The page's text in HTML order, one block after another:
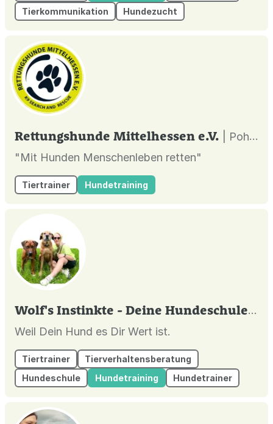
Tierkommunikation
Hundezucht
Rettungshunde Mittelhessen e.V.
| Pohlheim |
"Mit Hunden Menschenleben retten"
Tiertrainer Hundetraining
Wolf's Instinkte - Deine Hundeschule
|
Weil Dein Hund es Dir Wert ist.
Tiertrainer
Tierverhaltensberatung
Hundeschule
Hundetraining Hundetrainer